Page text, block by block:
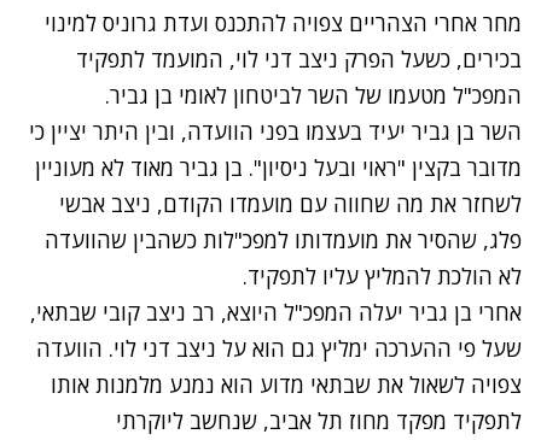
מחר אחרי הצהריים צפויה להתכנס ועדת גרוניס למינוי
בכירים, כשעל הפרק ניצב דני לוי, המועמד לתפקיד
המפכ"ל מטעמו של השר לביטחון לאומי בן גביר.
השר בן גביר יעיד בעצמו בפני הוועדה, ובין היתר יציין כי
מדובר בקצין "ראוי ובעל ניסיון". בן גביר מאוד לא מעוניין
לשחזר את מה שחווה עם מועמדו הקודם, ניצב אבשי
פלג, שהסיר את מועמדותו למפכ"לות כשהבין שהוועדה
לא הולכת להמליץ עליו לתפקיד.
אחרי בן גביר יעלה המפכ"ל היוצא, רב ניצב קובי שבתאי,
שעל פי ההערכה ימליץ גם הוא על ניצב דני לוי. הוועדה
צפויה לשאול את שבתאי מדוע הוא נמנע מלמנות אותו
לתפקיד מפקד מחוז תל אביב, שנחשב ליוקרתי